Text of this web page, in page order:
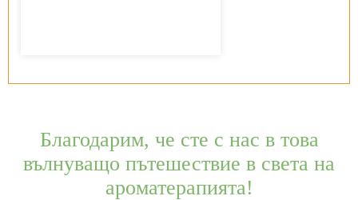
Благодарим, че сте с нас в това
вълнуващо пътешествие в света на
ароматерапията!